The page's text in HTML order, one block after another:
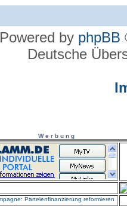
Powered by phpBB
Deutsche
W e r b u n g